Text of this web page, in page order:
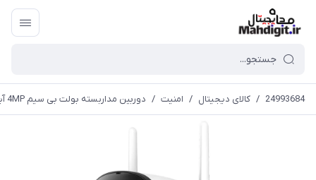
24993684
/ کالای دیجیتال / امنیت / دوربین مداربسته بولت بی سیم 4MP آیمو مدل Imou IPC-F42P